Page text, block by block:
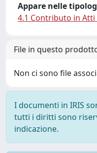
Appare nelle
4.1 Contributo in
File in questo
Non ci sono file
I documenti in IRIS
tutti i diritti sono
indicazione.